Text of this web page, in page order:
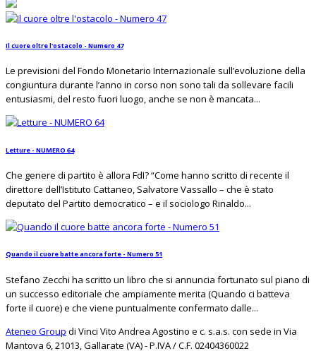
Il cuore oltre l'ostacolo - Numero 47
Le previsioni del Fondo Monetario Internazionale sull’evoluzione della
congiuntura durante l’anno in corso non sono tali da sollevare facili
entusiasmi, del resto fuori luogo, anche se non è mancata...
Letture - NUMERO 64
Che genere di partito è allora FdI? “Come hanno scritto di recente il
direttore dell’Istituto Cattaneo, Salvatore Vassallo – che è stato
deputato del Partito democratico – e il sociologo Rinaldo...
Quando il cuore batte ancora forte - Numero 51
Stefano Zecchi ha scritto un libro che si annuncia fortunato sul piano di
un successo editoriale che ampiamente merita (Quando ci batteva
forte il cuore) e che viene puntualmente confermato dalle...
Ateneo Group di Vinci Vito Andrea Agostino e c. s.a.s. con sede in Via
Mantova 6, 21013, Gallarate (VA) - P.IVA / C.F. 02404360022